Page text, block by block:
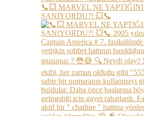
📞💥 MARVEL NE YAPTIĞINI
SANIYORDU?! 💥📞